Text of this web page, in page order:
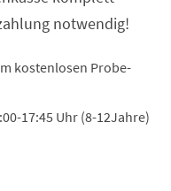
notwendig!
kostenlosen Probe-
17:45 Uhr (8-12Jahre)